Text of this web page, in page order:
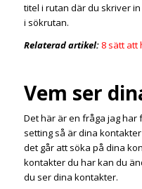
titel i rutan där du skriver
i sökrutan.
Relaterad artikel: 8 sätt att
Vem ser
Det här är en fråga jag har
setting så är dina
det går att söka på dina
kontakter du har kan du
du ser dina kontakter.